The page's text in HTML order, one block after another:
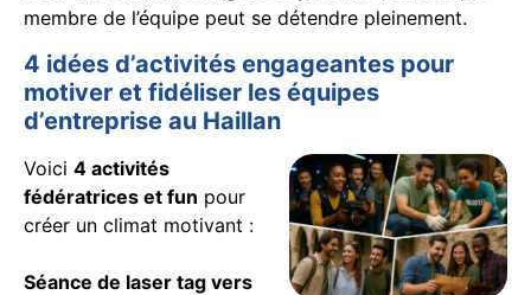
membre de l’équipe peut se détendre pleinement.
4 idées d’activités engageantes pour
motiver et fidéliser les équipes
d’entreprise au Haillan
Voici 4 activités
fédératrices et fun pour
créer un climat motivant :
Séance de laser tag vers